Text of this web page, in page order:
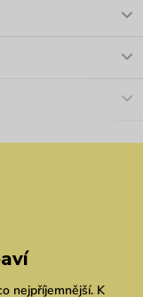
nejpříjemnější. K